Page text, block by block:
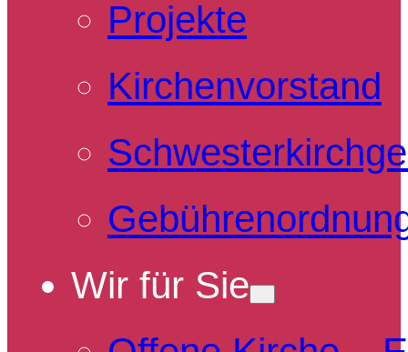
Projekte
Kirchenvorstand
Wir für Sie